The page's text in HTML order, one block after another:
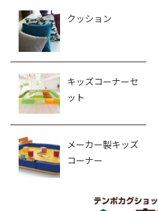
クッション
キッズコーナーセ
ット
メーカー製キッズ
コーナー